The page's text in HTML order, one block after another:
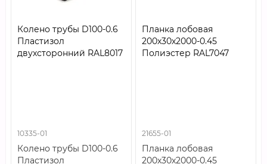
Колено трубы D100-0.6
Пластизол
двухсторонний RAL8017
10335-01
Колено трубы D100-0.6
Пластизол
Планка лобовая
200х30х2000-0.45
Полиэстер RAL7047
21655-01
Планка лобовая
200х30х2000-0.45